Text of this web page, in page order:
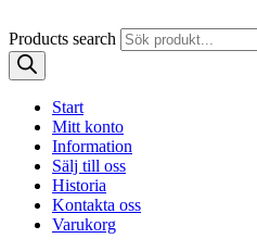
Products search
Start
Mitt konto
Information
Sälj till oss
Historia
Kontakta oss
Varukorg